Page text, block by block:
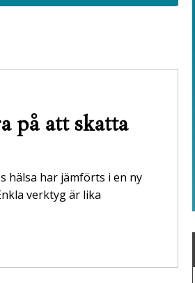
på att skatta
hälsa har jämförts i en ny
verktyg är lika